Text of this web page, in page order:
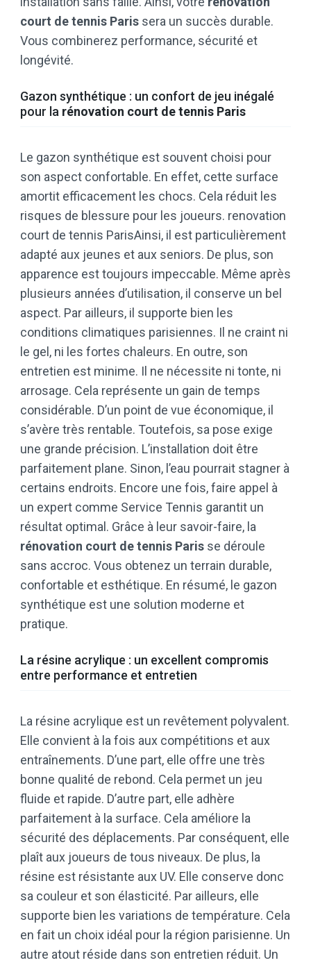
court de tennis Paris sera un succès durable.
Vous combinerez performance, sécurité et
longévité.
Gazon synthétique : un confort de jeu inégalé
pour la rénovation court de tennis Paris
Le gazon synthétique est souvent choisi pour
son aspect confortable. En effet, cette surface
amortit efficacement les chocs. Cela réduit les
risques de blessure pour les joueurs. renovation
court de tennis ParisAinsi, il est particulièrement
adapté aux jeunes et aux seniors. De plus, son
apparence est toujours impeccable. Même après
plusieurs années d’utilisation, il conserve un bel
aspect. Par ailleurs, il supporte bien les
conditions climatiques parisiennes. Il ne craint ni
le gel, ni les fortes chaleurs. En outre, son
entretien est minime. Il ne nécessite ni tonte, ni
arrosage. Cela représente un gain de temps
considérable. D’un point de vue économique, il
s’avère très rentable. Toutefois, sa pose exige
une grande précision. L’installation doit être
parfaitement plane. Sinon, l’eau pourrait stagner à
certains endroits. Encore une fois, faire appel à
un expert comme Service Tennis garantit un
résultat optimal. Grâce à leur savoir-faire, la
rénovation court de tennis Paris se déroule
sans accroc. Vous obtenez un terrain durable,
confortable et esthétique. En résumé, le gazon
synthétique est une solution moderne et
pratique.
La résine acrylique : un excellent compromis
entre performance et entretien
La résine acrylique est un revêtement polyvalent.
Elle convient à la fois aux compétitions et aux
entraînements. D’une part, elle offre une très
bonne qualité de rebond. Cela permet un jeu
fluide et rapide. D’autre part, elle adhère
parfaitement à la surface. Cela améliore la
sécurité des déplacements. Par conséquent, elle
plaît aux joueurs de tous niveaux. De plus, la
résine est résistante aux UV. Elle conserve donc
sa couleur et son élasticité. Par ailleurs, elle
supporte bien les variations de température. Cela
en fait un choix idéal pour la région parisienne. Un
autre atout réside dans son entretien réduit. Un